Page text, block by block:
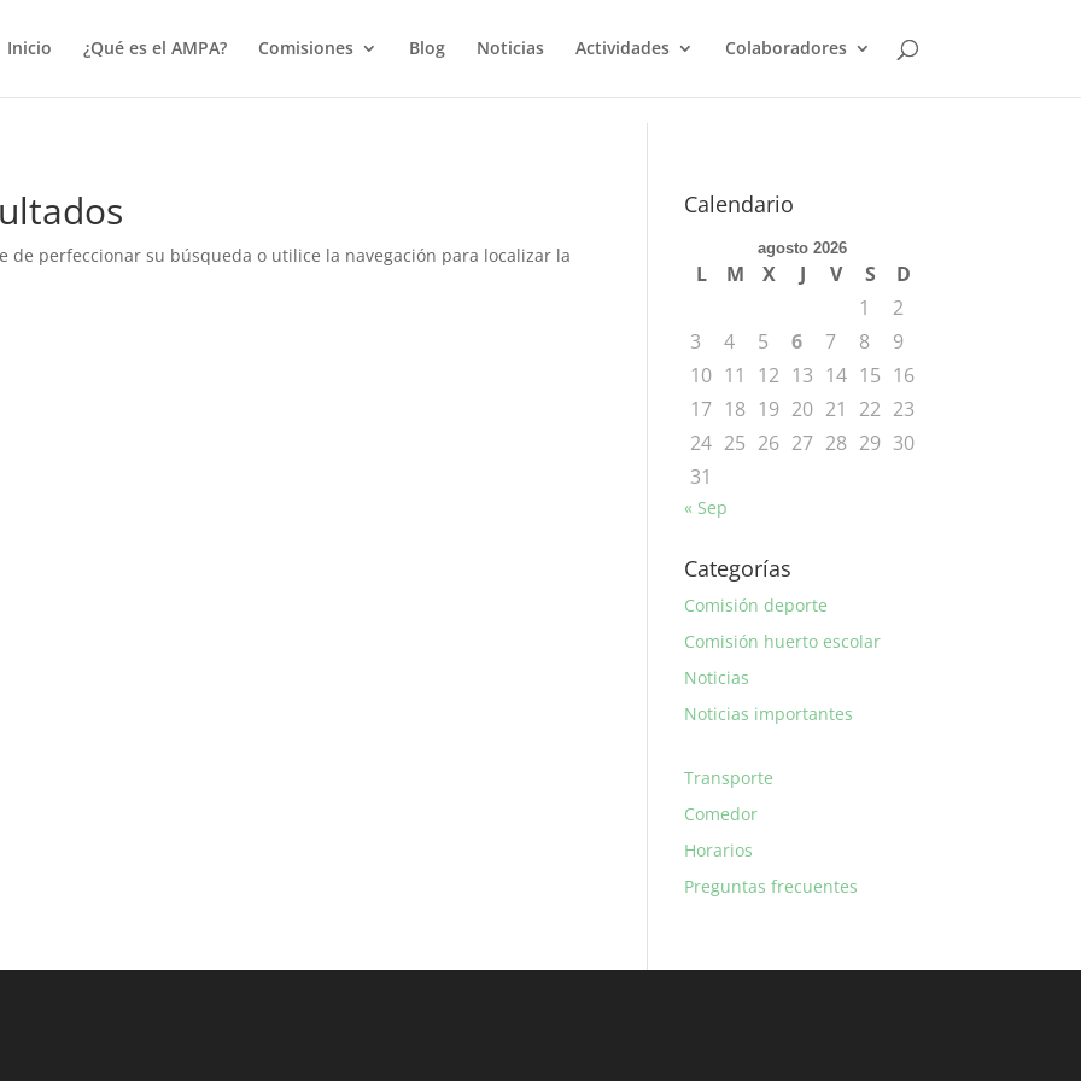
Inicio
¿Qué es el AMPA? Comisiones Blog Noticias Actividades Colaboradores
de perfeccionar su búsqueda o utilice la navegación para localizar la
Calendario
agosto 2026
L M X J V S
D
1
2
3
4 5 6 7 8
9
10 11 12 13 14 15 16
17 18 19 20 21 22 23
24 25 26 27 28 29 30
31
« Sep
Categorías
Comisión deporte
Comisión huerto escolar
Noticias
Noticias importantes
Transporte
Comedor
Horarios
Preguntas frecuentes